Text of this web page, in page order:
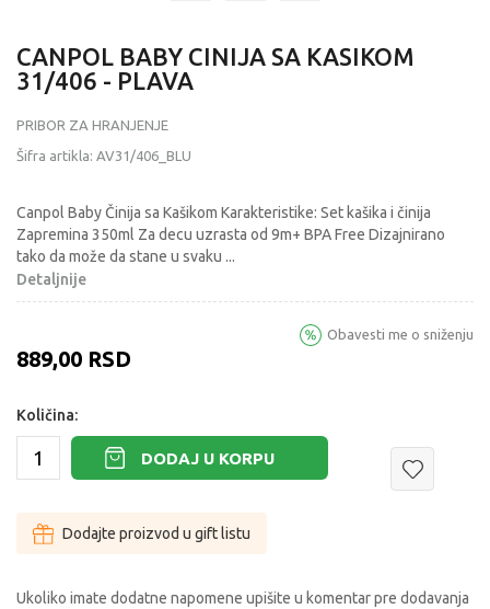
CANPOL BABY CINIJA SA KASIKOM
31/406 - PLAVA
PRIBOR ZA HRANJENJE
Šifra artikla: AV31/406_BLU
Canpol Baby Činija sa Kašikom Karakteristike: Set kašika i činija
Zapremina 350ml Za decu uzrasta od 9m+ BPA Free Dizajnirano
tako da može da stane u svaku ...
Detaljnije
889,00 RSD
Obavesti me o sniženju
Količina:
DODAJ U KORPU
Dodajte proizvod u gift listu
Ukoliko imate dodatne napomene upišite u komentar pre dodavanja